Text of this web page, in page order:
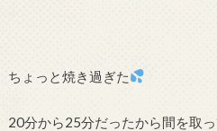
ちょっと焼き過ぎた
20分から25分だったから間を取っ